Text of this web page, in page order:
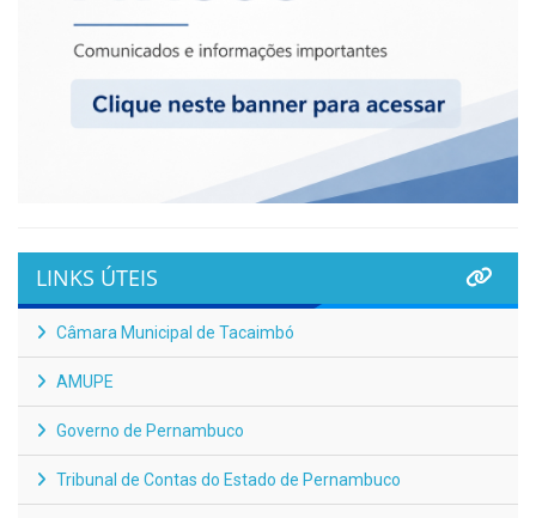
LINKS ÚTEIS
Câmara Municipal de Tacaimbó
AMUPE
Governo de Pernambuco
Tribunal de Contas do Estado de Pernambuco